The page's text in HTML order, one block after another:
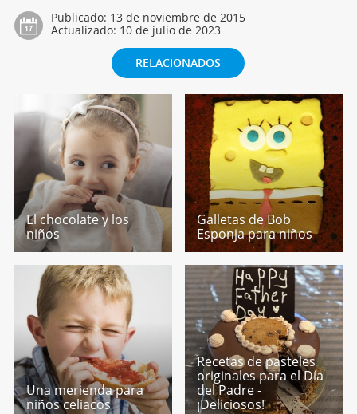
Publicado: 13 de noviembre de 2015
Actualizado: 10 de julio de 2023
RELACIONADOS
El chocolate y los
niños
Galletas de Bob
Esponja para niños
Una merienda para
niños celiacos
Recetas de pasteles
originales para el Día
del Padre -
¡Deliciosos!